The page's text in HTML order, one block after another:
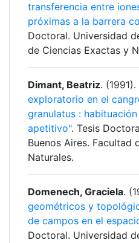
transferencia entre
próximas a la barrera
Doctoral. Universidad
de Ciencias Exactas y
Dimant, Beatriz. (1991).
exploratorio en el
granulatus :
apetitivo". Tesis
Buenos Aires. Facultad
Naturales.
Domenech, Graciela.
geométricos y
de campos en el
Doctoral. Universidad